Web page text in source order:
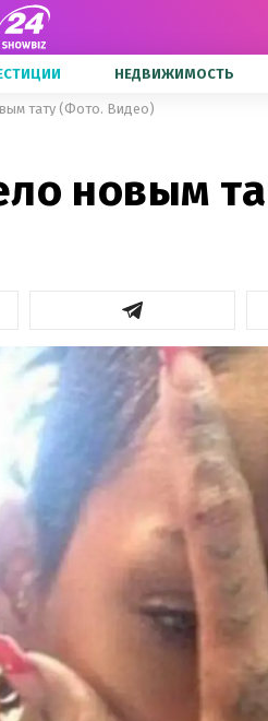
НЕДВИЖИМОСТЬ
тату (Фото. Видео)
новым